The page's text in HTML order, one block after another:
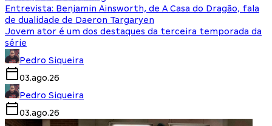
Entrevista: Benjamin Ainsworth, de A Casa do Dragão, fala
de dualidade de Daeron Targaryen
Jovem ator é um dos destaques da terceira temporada da
série
Pedro Siqueira
03.ago.26
Pedro Siqueira
03.ago.26